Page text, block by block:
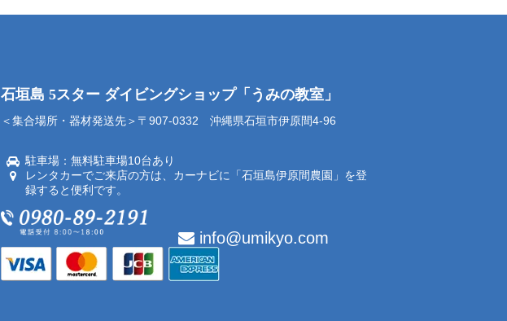
石垣島 5スター ダイビングショップ「うみの教室」
＜集合場所・器材発送先＞〒907-0332 沖縄県石垣市伊原間4-96
駐車場：無料駐車場10台あり
レンタカーでご来店の方は、カーナビに「石垣島伊原間農園」を登
録すると便利です。
info@umikyo.com